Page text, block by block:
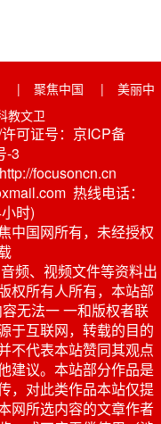
| 聚焦中国 |
美丽中
教文卫
可证号：京ICP备
-3
focusoncn.cn
热线电话：
时)
中国网所有，未经授权
频、视频文件等资料出
权所有人所有，本站部
无法一 一和版权者联
于互联网，转载的目的
不代表本站赞同其观点
建议。本站部分作品是
，对此类作品本站仅提
网所选内容的文章作者